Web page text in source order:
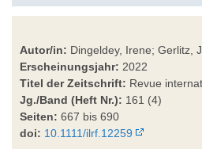
Autor/in: Dingeldey, Irene; Gerlitz,
Erscheinungsjahr: 2022
Titel der Zeitschrift: Revue
Jg./Band (Heft Nr.): 161 (4)
Seiten: 667 bis 690
doi: 10.1111/ilrf.12259